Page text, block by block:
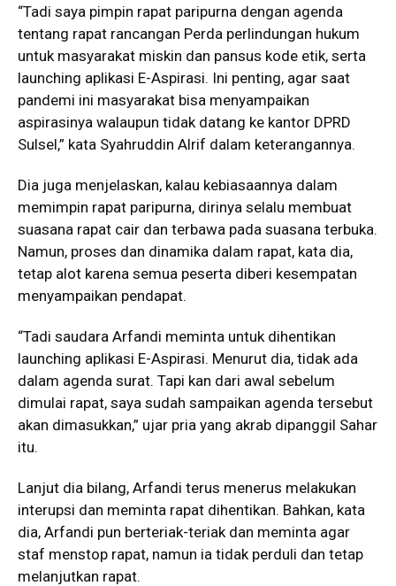
“Tadi saya pimpin rapat paripurna dengan agenda
tentang rapat rancangan Perda perlindungan hukum
untuk masyarakat miskin dan pansus kode etik, serta
launching aplikasi E-Aspirasi. Ini penting, agar saat
pandemi ini masyarakat bisa menyampaikan
aspirasinya walaupun tidak datang ke kantor DPRD
Sulsel,” kata Syahruddin Alrif dalam keterangannya.
Dia juga menjelaskan, kalau kebiasaannya dalam
memimpin rapat paripurna, dirinya selalu membuat
suasana rapat cair dan terbawa pada suasana terbuka.
Namun, proses dan dinamika dalam rapat, kata dia,
tetap alot karena semua peserta diberi kesempatan
menyampaikan pendapat.
“Tadi saudara Arfandi meminta untuk dihentikan
launching aplikasi E-Aspirasi. Menurut dia, tidak ada
dalam agenda surat. Tapi kan dari awal sebelum
dimulai rapat, saya sudah sampaikan agenda tersebut
akan dimasukkan,” ujar pria yang akrab dipanggil Sahar
itu.
Lanjut dia bilang, Arfandi terus menerus melakukan
interupsi dan meminta rapat dihentikan. Bahkan, kata
dia, Arfandi pun berteriak-teriak dan meminta agar
staf menstop rapat, namun ia tidak perduli dan tetap
melanjutkan rapat.